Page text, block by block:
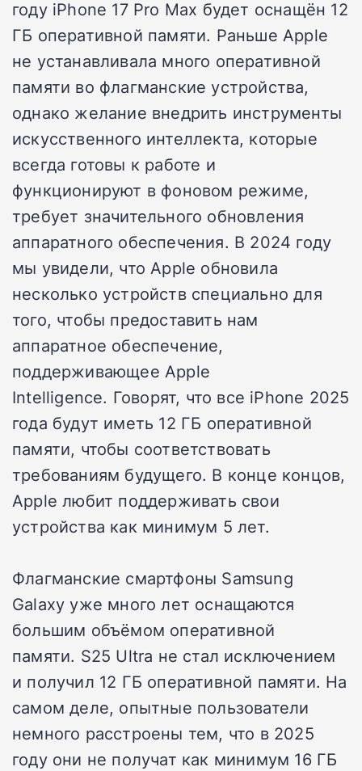
году iPhone 17 Pro Max будет оснащён 12
ГБ оперативной памяти. Раньше Apple
не устанавливала много оперативной
памяти во флагманские устройства,
однако желание внедрить инструменты
искусственного интеллекта, которые
всегда готовы к работе и
функционируют в фоновом режиме,
требует значительного обновления
аппаратного обеспечения. В 2024 году
мы увидели, что Apple обновила
несколько устройств специально для
того, чтобы предоставить нам
аппаратное обеспечение,
поддерживающее Apple
Intelligence. Говорят, что все iPhone 2025
года будут иметь 12 ГБ оперативной
памяти, чтобы соответствовать
требованиям будущего. В конце концов,
Apple любит поддерживать свои
устройства как минимум 5 лет.
Флагманские смартфоны Samsung
Galaxy уже много лет оснащаются
большим объёмом оперативной
памяти. S25 Ultra не стал исключением
и получил 12 ГБ оперативной памяти. На
самом деле, опытные пользователи
немного расстроены тем, что в 2025
году они не получат как минимум 16 ГБ